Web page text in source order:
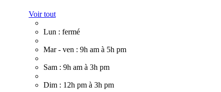
Voir tout
Lun : fermé
Mar - ven : 9h am à 5h pm
Sam : 9h am à 3h pm
Dim : 12h pm à 3h pm